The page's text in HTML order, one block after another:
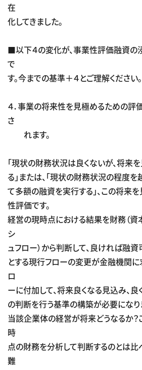
在
化してきました。
■以下４の変化が、事業性評価融資の
で
す。今までの基準＋４とご理解ください。
４．事業の将来性を見極めるための評
さ
れます。
「現状の財務状況は良くないが、将来
る」または、「現状の財務状況の程度を
て多額の融資を実行する」、この将来
性評価です。
経営の現時点における結果を財務（資
シ
ュフロー）から判断して、良ければ融
とする現行フローの変更が金融機関に
ロ
ーに付加して、将来良くなる見込み、良
の判断を行う基準の構築が必要になり
当該企業体の経営が将来どうなるか？
時
点の財務を分析して判断するのとは比
難